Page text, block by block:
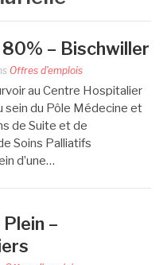
80% – Bischwiller
Offres d'emplois
au Centre Hospitalier
sein du Pôle Médecine et
de Suite et de
Soins Palliatifs
d’une…
–